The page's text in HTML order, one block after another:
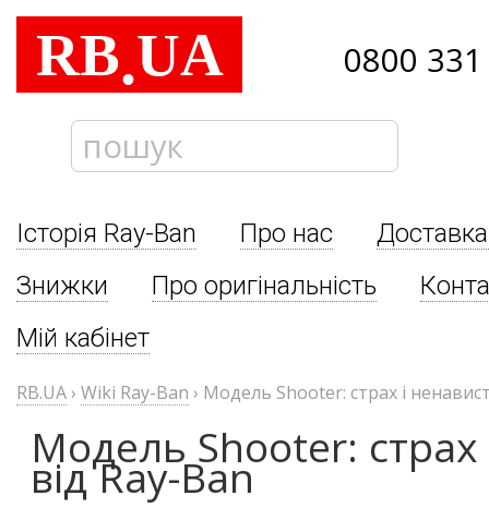
RB.UA 0800
Історія Ray-Ban Про нас
Знижки
Про оригінальність
Мій кабінет
RB.UA› Wiki Ray-Ban › Модель Shooter: страх і
Модель Shooter: страх
від Ray-Ban